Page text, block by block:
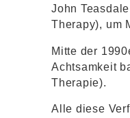
John
Therapy), um
Mitte der
Achtsamkeit
Therapie).
Alle diese